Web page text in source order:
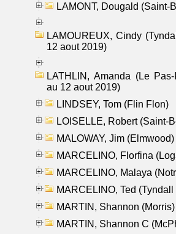
LAMONT, Dougald (Saint-
LAMOUREUX, Cindy
12 aout 2019)
LATHLIN, Amanda (Le
au 12 aout 2019)
LINDSEY, Tom (Flin Flon)
LOISELLE, Robert (Saint-
MALOWAY, Jim (Elmwood)
MARCELINO, Florfina
MARCELINO, Malaya
MARCELINO, Ted (Tyndall
MARTIN, Shannon (Morris)
MARTIN, Shannon C